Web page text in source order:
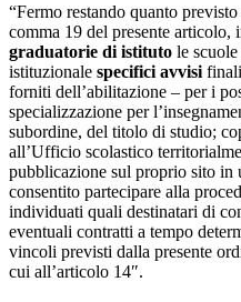
“Fermo restando quanto
comma 19 del presente articolo,
graduatorie di istituto le
istituzionale specifici avvisi
forniti dell’abilitazione – per i
specializzazione per
subordine, del titolo di studio;
all’Ufficio scolastico
pubblicazione sul proprio sito in
consentito partecipare alla
individuati quali destinatari di
eventuali contratti a tempo
vincoli previsti dalla presente
cui all’articolo 14″.